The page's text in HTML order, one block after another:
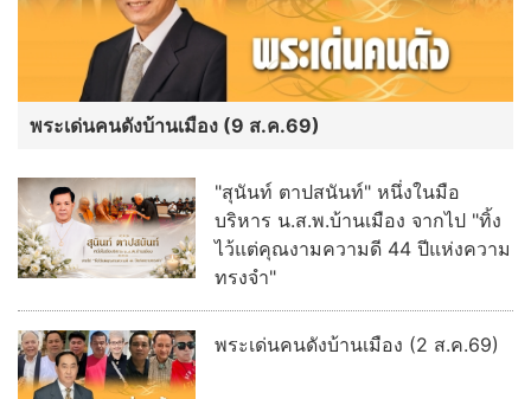
พระเด่นคนดังบ้านเมือง (9 ส.ค.69)
"สุนันท์ ตาปสนันท์" หนึ่งในมือ
บริหาร น.ส.พ.บ้านเมือง จากไป "ทิ้ง
ไว้แต่คุณงามความดี 44 ปีแห่งความ
ทรงจำ"
พระเด่นคนดังบ้านเมือง (2 ส.ค.69)